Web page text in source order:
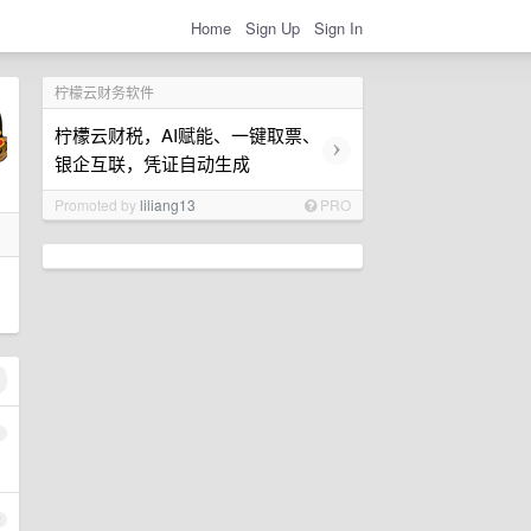
Home Sign Up Sign In
柠檬云财务软件
柠檬云财税，AI赋能、一键取票、
银企互联，凭证自动生成
›
Promoted byliliang13 PRO